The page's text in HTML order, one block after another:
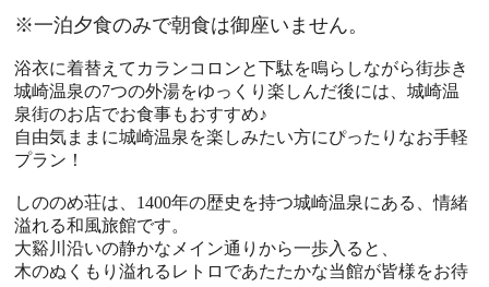
※一泊夕食のみで朝食は御座いません。
浴衣に着替えてカランコロンと下駄を鳴らしながら街歩き
城崎温泉の7つの外湯をゆっくり楽しんだ後には、城崎温
泉街のお店でお食事もおすすめ♪
自由気ままに城崎温泉を楽しみたい方にぴったりなお手軽
プラン！
しののめ荘は、1400年の歴史を持つ城崎温泉にある、情緒
溢れる和風旅館です。
大谿川沿いの静かなメイン通りから一歩入ると、
木のぬくもり溢れるレトロであたたかな当館が皆様をお待